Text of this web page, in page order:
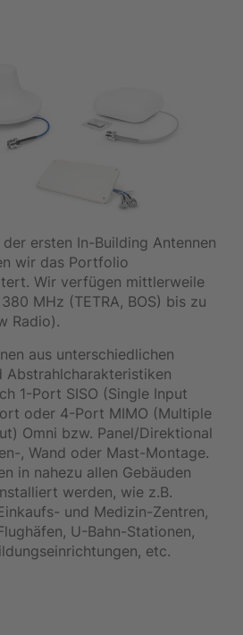
ersten In-Building Antennen
wir das Portfolio
Wir verfügen mittlerweile
MHz (TETRA, BOS) bis zu
Radio).
aus unterschiedlichen
Abstrahlcharakteristiken
1-Port SISO (Single Input
oder 4-Port MIMO (Multiple
Omni bzw. Panel/Direktional
, Wand oder Mast-Montage.
in nahezu allen Gebäuden
werden, wie z.B.
und Medizin-Zentren,
U-Bahn-Stationen,
etc.